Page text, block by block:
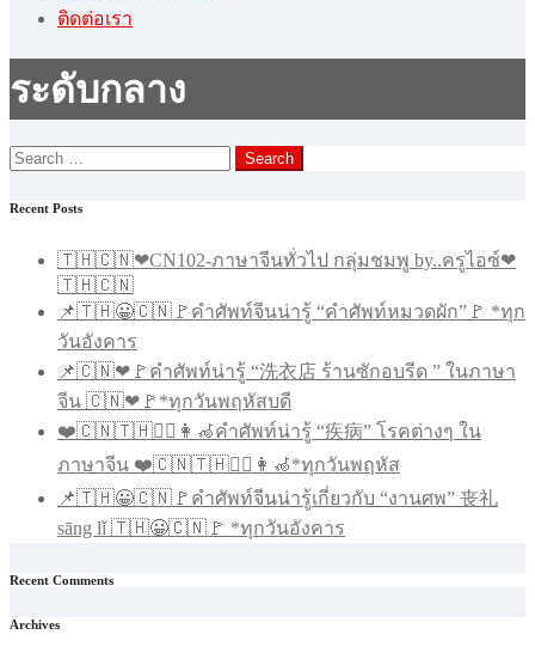
ติดต่อเรา
ระดับกลาง
Search
for:
Recent Posts
🇹🇭🇨🇳❤CN102-ภาษาจีนทั่วไป กลุ่มชมพู by..ครูไอซ์❤
🇹🇭🇨🇳
📌🇹🇭😀🇨🇳🚩คำศัพท์จีนน่ารู้ “คำศัพท์หมวดผัก”🚩 *ทุก
วันอังคาร
📌🇨🇳❤🚩คำศัพท์น่ารู้ “洗衣店 ร้านซักอบรีด ” ในภาษา
จีน 🇨🇳❤🚩*ทุกวันพฤหัสบดี
❤️🇨🇳🇹🇭🧑‍⚕️👩‍🦽คำศัพท์น่ารู้ “疾病” โรคต่างๆ ใน
ภาษาจีน ❤️🇨🇳🇹🇭🧑‍⚕️👩‍🦽*ทุกวันพฤหัส
📌🇹🇭😀🇨🇳🚩คำศัพท์จีนน่ารู้เกี่ยวกับ “งานศพ” 丧礼
sāng lǐ 🇹🇭😀🇨🇳🚩 *ทุกวันอังคาร
Recent Comments
Archives